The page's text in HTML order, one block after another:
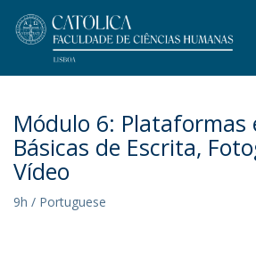
Módulo 6: Plataformas
Básicas de Escrita,
Vídeo
9h / Portuguese